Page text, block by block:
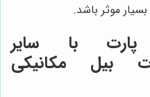
موثر باشد.
با سایر
بیل مکانیکی